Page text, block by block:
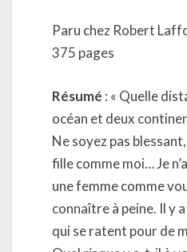
Paru chez Robert
375 pages
Résumé : « Quelle
océan et deux
Ne soyez pas
fille comme moi… Je
une femme comme
connaître à peine. Il y
qui se ratent pour de